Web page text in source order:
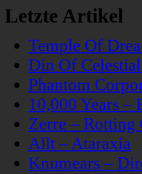
Letzte Artikel
Temple Of
Din Of
Phantom
10,000 Years –
Zerre – Rotting
Allt – Ataraxia
Knumears –